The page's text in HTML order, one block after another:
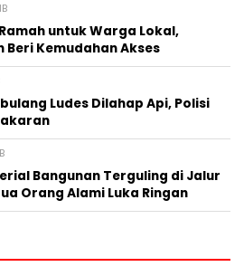
untuk Warga Lokal,
Kemudahan Akses
Ludes Dilahap Api, Polisi
Bangunan Terguling di Jalur
Orang Alami Luka Ringan